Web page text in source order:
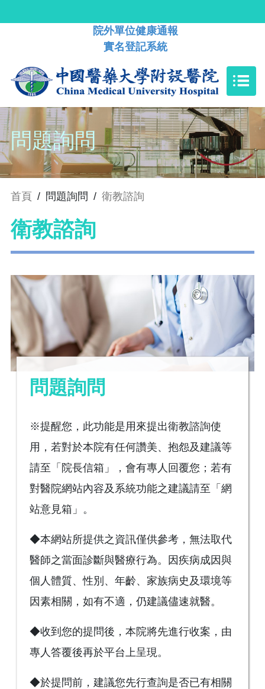
院外單位健康通報
實名登記系統
問題詢問
首頁 / 問題詢問 / 衛教諮詢
衛教諮詢
問題詢問
※提醒您，此功能是用來提出衛教諮詢使
用，若對於本院有任何讚美、抱怨及建議等
請至「院長信箱」，會有專人回覆您；若有
對醫院網站內容及系統功能之建議請至「網
站意見箱」。
◆本網站所提供之資訊僅供參考，無法取代
醫師之當面診斷與醫療行為。因疾病成因與
個人體質、性別、年齡、家族病史及環境等
因素相關，如有不適，仍建議儘速就醫。
◆收到您的提問後，本院將先進行收案，由
專人答覆後再於平台上呈現。
◆於提問前，建議您先行查詢是否已有相關